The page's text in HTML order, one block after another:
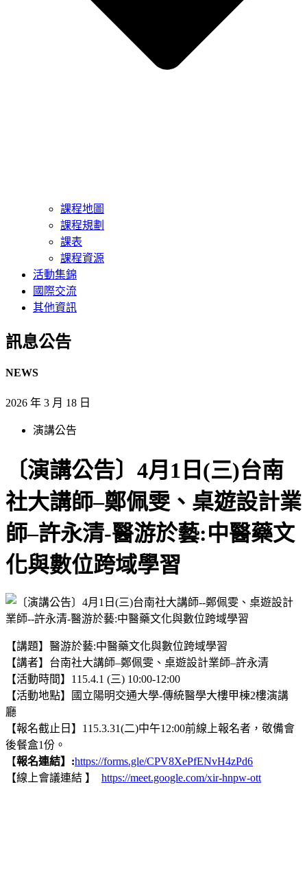
課程地圖
課程規劃
課表
課程資源
活動集錦
國際交流
其他資訊
訊息公告​
NEWS
2026 年 3 月 18 日
演講公告
〔演講公告〕4月1日(三)台南
社大講師–鄭佩雯、桌遊設計業
師–許永清-醫游於藝:中醫藥文
化與數位跨域學習
【講題】醫游於藝:中醫藥文化與數位跨域學習
【講者】台南社大講師–鄭佩雯、桌遊設計業師–許永清
【活動時間】115.4.1 (三) 10:00-12:00
【活動地點】國立陽明交通大學-傳統醫學大樓甲棟2樓演講
廳
【報名截止日】115.3.31(二)中午12:00前線上報名者，敬備會
後餐盒1份。
【報名連結】:https://forms.gle/CPV8XePfENvH4zPd6
【線上會議連結 】 https://meet.google.com/xir-hnpw-ott